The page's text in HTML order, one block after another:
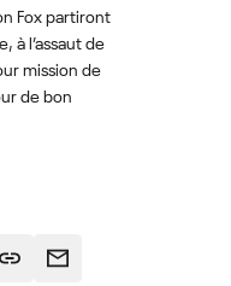
Fox partiront
à l’assaut de
mission de
de bon